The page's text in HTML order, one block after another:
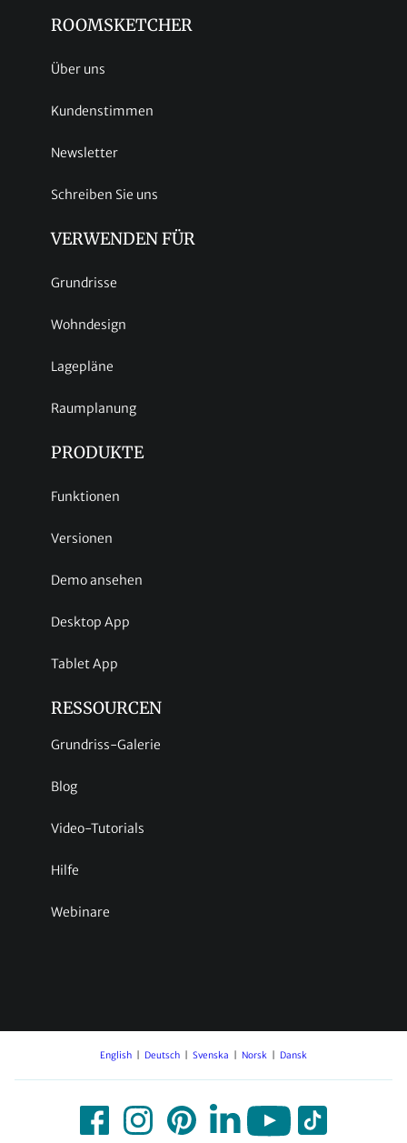
ROOMSKETCHER
Über uns
Kundenstimmen
Newsletter
Schreiben Sie uns
VERWENDEN FÜR
Grundrisse
Wohndesign
Lagepläne
Raumplanung
PRODUKTE
Funktionen
Versionen
Demo ansehen
Desktop App
Tablet App
RESSOURCEN
Grundriss-Galerie
Blog
Video-Tutorials
Hilfe
Webinare
English Deutsch Svenska Norsk Dansk